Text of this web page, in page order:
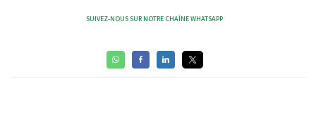
SUIVEZ-NOUS SUR NOTRE CHAÎNE WHATSAPP